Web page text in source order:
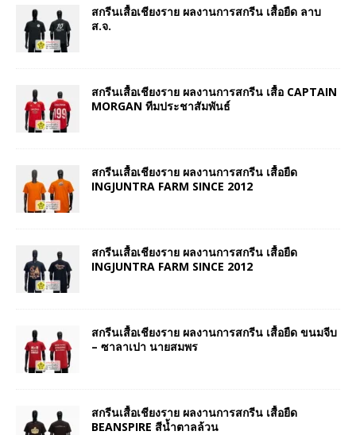
สกรีนเสื้อเชียงราย ผลงานการสกรีน เสื้อยืด ลาบ
ส.จ.
สกรีนเสื้อเชียงราย ผลงานการสกรีน เสื้อ CAPTAIN
MORGAN ทีมประชาสัมพันธ์
สกรีนเสื้อเชียงราย ผลงานการสกรีน เสื้อยืด
INGJUNTRA FARM SINCE 2012
สกรีนเสื้อเชียงราย ผลงานการสกรีน เสื้อยืด
INGJUNTRA FARM SINCE 2012
สกรีนเสื้อเชียงราย ผลงานการสกรีน เสื้อยืด ขนมจีบ
– ซาลาเปา นายสมพร
สกรีนเสื้อเชียงราย ผลงานการสกรีน เสื้อยืด
BEANSPIRE สีน้ำตาลล้วน